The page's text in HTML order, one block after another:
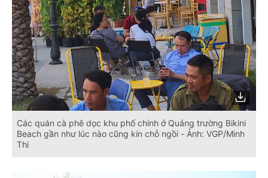
Các quán cà phê dọc khu phố chính ở Quảng trường Bikini
Beach gần như lúc nào cũng kín chỗ ngồi - Ảnh: VGP/Minh
Thi